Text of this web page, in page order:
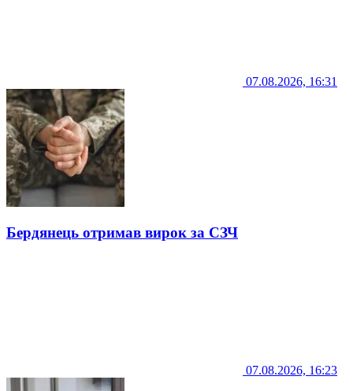
07.08.2026, 16:31
Бердянець отримав вирок за СЗЧ
07.08.2026, 16:23